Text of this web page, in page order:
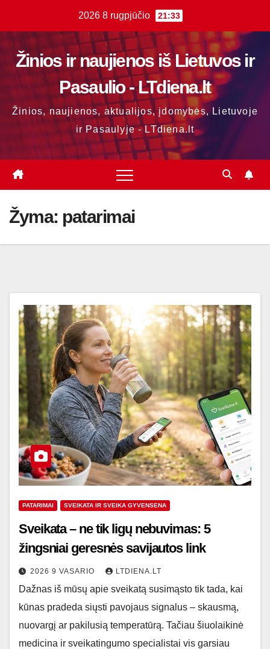
content
2026 8 rugpjūčio 21:33
Žinios ir naujienos iš Lietuvos ir
Pasaulio - LTdiena.lt
Žinios, naujienos, aktualijos, įdomybės, Lietuvoje
ir Pasaulyje - LTdiena.lt
Žyma: patarimai
PATARIMAI SVEIKATA IR SVEIKA GYVENSENA
Sveikata – ne tik ligų nebuvimas: 5
žingsniai geresnės savijautos link
2026 9 VASARIO LTDIENA.LT
Dažnas iš mūsų apie sveikatą susimąsto tik tada, kai
kūnas pradeda siųsti pavojaus signalus – skausmą,
nuovargį ar pakilusią temperatūrą. Tačiau šiuolaikinė
medicina ir sveikatingumo specialistai vis garsiau